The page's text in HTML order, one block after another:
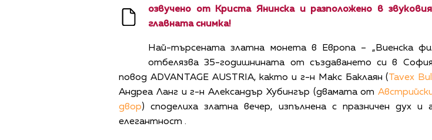
озвучено от Криста Янинска и разположено в
главната снимка!
Най-търсената златна монета в Европа – „Виенска
отбелязва 35-годишнината от създаването си в
повод ADVANTAGE AUSTRIA, както и г-н Макс Баклаян (Tavex
Aндреа Ланг и г-н Александър Хубингър (двамата от
двор) споделиха златна вечер, изпълнена с празничен дух и
елегантност .